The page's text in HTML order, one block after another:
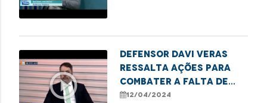
play_circle_outline
Defensor Davi Veras
ressalta ações para
combater a falta de
vagas nas escolas
12/04/2024